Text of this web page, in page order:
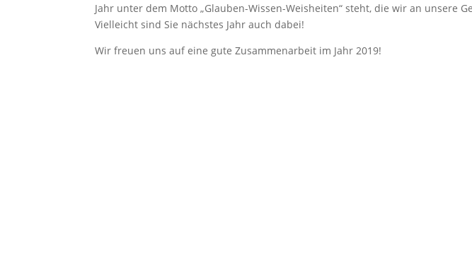
Jahr unter dem Motto „Glauben-Wissen-Weisheiten“ steht, die wir an unsere
Vielleicht sind Sie nächstes Jahr auch dabei!
Wir freuen uns auf eine gute Zusammenarbeit im Jahr 2019!